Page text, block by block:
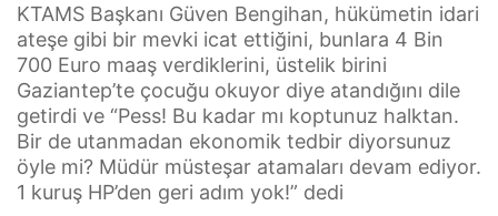
KTAMS Başkanı Güven Bengihan, hükümetin idari
ateşe gibi bir mevki icat ettiğini, bunlara 4 Bin
700 Euro maaş verdiklerini, üstelik birini
Gaziantep’te çocuğu okuyor diye atandığını dile
getirdi ve “Pess! Bu kadar mı koptunuz halktan.
Bir de utanmadan ekonomik tedbir diyorsunuz
öyle mi? Müdür müsteşar atamaları devam ediyor.
1 kuruş HP’den geri adım yok!” dedi